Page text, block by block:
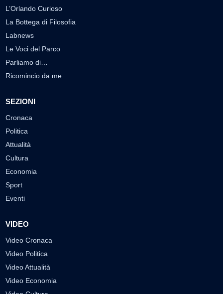
L’Orlando Curioso
La Bottega di Filosofia
Labnews
Le Voci del Parco
Parliamo di…
Ricomincio da me
SEZIONI
Cronaca
Politica
Attualità
Cultura
Economia
Sport
Eventi
VIDEO
Video Cronaca
Video Politica
Video Attualità
Video Economia